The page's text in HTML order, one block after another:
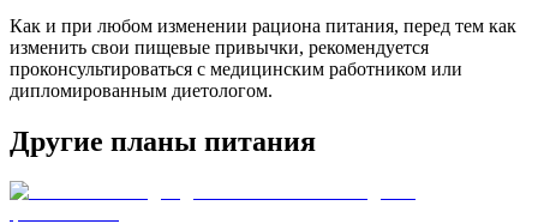
Как и при любом изменении рациона питания, перед тем как
изменить свои пищевые привычки, рекомендуется
проконсультироваться с медицинским работником или
дипломированным диетологом.
Другие планы питания